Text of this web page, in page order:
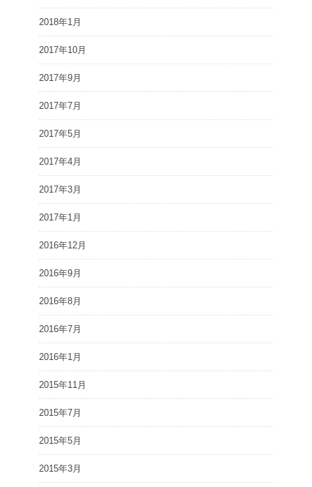
2018年1月
2017年10月
2017年9月
2017年7月
2017年5月
2017年4月
2017年3月
2017年1月
2016年12月
2016年9月
2016年8月
2016年7月
2016年1月
2015年11月
2015年7月
2015年5月
2015年3月